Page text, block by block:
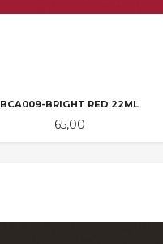
BCA009-BRIGHT RED 22ML
Pris
65,00